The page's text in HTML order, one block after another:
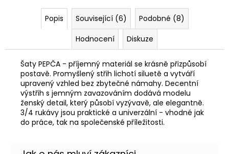
Popis Související (6)
Podobné (8)
Hodnocení
Diskuze
Šaty PEPČA - příjemný materiál se krásně přizpůsobí
postavě. Promyšlený střih lichotí siluetě a vytváří
upravený vzhled bez zbytečné námahy. Decentní
výstřih s jemným zavazováním dodává modelu
ženský detail, který působí vyzývavě, ale elegantně.
3/4 rukávy jsou praktické a univerzální - vhodné jak
do práce, tak na společenské příležitosti.